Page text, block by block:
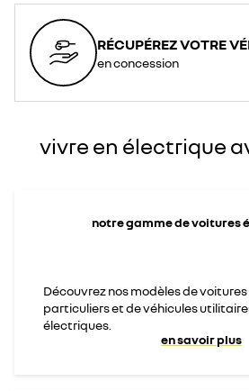
RÉCUPÉREZ VOTRE
en concession
vivre en électrique
notre gamme de voitures
Découvrez nos modèles de
particuliers et de véhicules
électriques.
en savoir plus